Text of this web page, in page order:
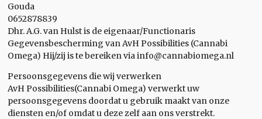
Gouda
0652878839
Dhr. A.G. van Hulst is de eigenaar/Functionaris
Gegevensbescherming van AvH Possibilities (Cannabi
Omega) Hij/zij is te bereiken via info@cannabiomega.nl
Persoonsgegevens die wij verwerken
AvH Possibilities(Cannabi Omega) verwerkt uw
persoonsgegevens doordat u gebruik maakt van onze
diensten en/of omdat u deze zelf aan ons verstrekt.